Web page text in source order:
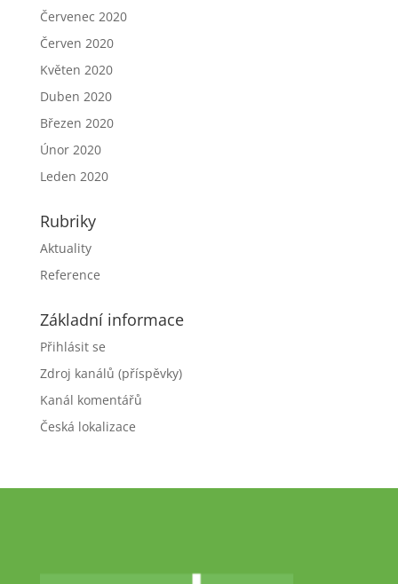
Červenec 2020
Červen 2020
Květen 2020
Duben 2020
Březen 2020
Únor 2020
Leden 2020
Rubriky
Aktuality
Reference
Základní informace
Přihlásit se
Zdroj kanálů (příspěvky)
Kanál komentářů
Česká lokalizace